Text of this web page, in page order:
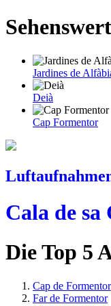
Sehenswert
Jardines de
Deià
Cap Formentor
Cala de sa
Die Top 5
Cap de Formentor
Far de Formentor